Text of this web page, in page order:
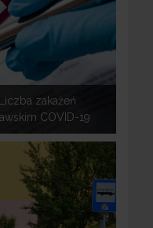
zakażeń
COVID-19